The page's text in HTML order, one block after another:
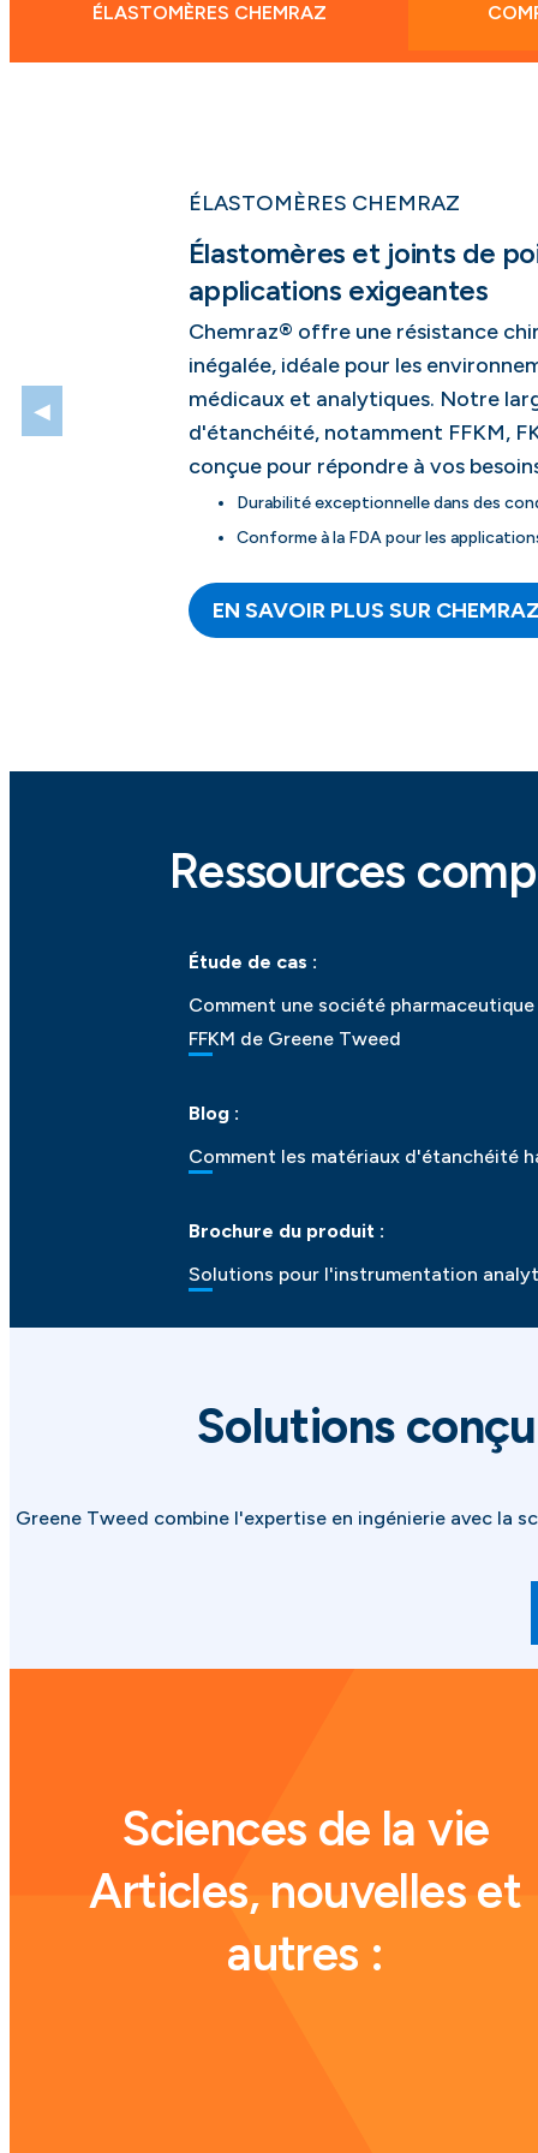
ÉLASTOMÈRES CHEMRAZ
ÉLASTOMÈRES CHEMRAZ
Élastomères et joints de
applications exigeantes
Chemraz® offre une résistance
inégalée, idéale pour les
médicaux et analytiques. Notre
d'étanchéité, notamment FFKM,
conçue pour répondre à vos
Durabilité exceptionnelle dans des
Conforme à la FDA pour les
EN SAVOIR PLUS SUR
◀
Ressources
Étude de cas :
Comment une société
FFKM de Greene Tweed
Blog :
Comment les matériaux d'étanchéité
Brochure du produit :
Solutions pour l'instrumentation
Solutions
Greene Tweed combine l'expertise en ingénierie avec la
Sciences de la vie
Articles, nouvelles et
autres :